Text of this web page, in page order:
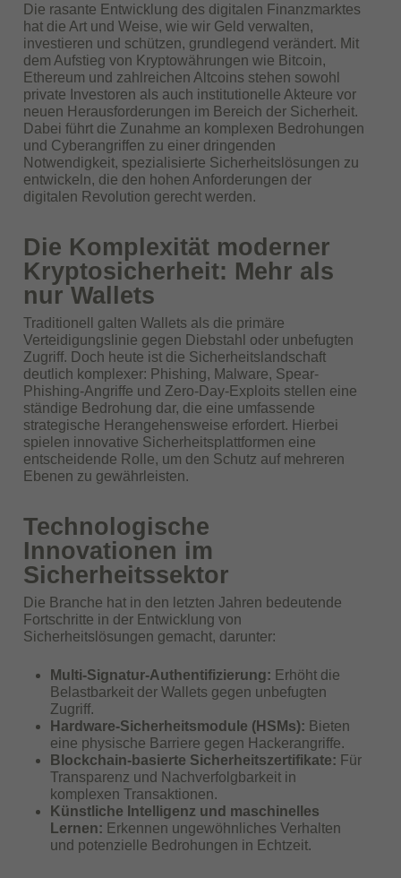
Die rasante Entwicklung des digitalen Finanzmarktes
hat die Art und Weise, wie wir Geld verwalten,
investieren und schützen, grundlegend verändert. Mit
dem Aufstieg von Kryptowährungen wie Bitcoin,
Ethereum und zahlreichen Altcoins stehen sowohl
private Investoren als auch institutionelle Akteure vor
neuen Herausforderungen im Bereich der Sicherheit.
Dabei führt die Zunahme an komplexen Bedrohungen
und Cyberangriffen zu einer dringenden
Notwendigkeit, spezialisierte Sicherheitslösungen zu
entwickeln, die den hohen Anforderungen der
digitalen Revolution gerecht werden.
Die Komplexität moderner
Kryptosicherheit: Mehr als
nur Wallets
Traditionell galten Wallets als die primäre
Verteidigungslinie gegen Diebstahl oder unbefugten
Zugriff. Doch heute ist die Sicherheitslandschaft
deutlich komplexer: Phishing, Malware, Spear-
Phishing-Angriffe und Zero-Day-Exploits stellen eine
ständige Bedrohung dar, die eine umfassende
strategische Herangehensweise erfordert. Hierbei
spielen innovative Sicherheitsplattformen eine
entscheidende Rolle, um den Schutz auf mehreren
Ebenen zu gewährleisten.
Technologische
Innovationen im
Sicherheitssektor
Die Branche hat in den letzten Jahren bedeutende
Fortschritte in der Entwicklung von
Sicherheitslösungen gemacht, darunter:
Multi-Signatur-Authentifizierung: Erhöht die
Belastbarkeit der Wallets gegen unbefugten
Zugriff.
Hardware-Sicherheitsmodule (HSMs): Bieten
eine physische Barriere gegen Hackerangriffe.
Blockchain-basierte Sicherheitszertifikate: Für
Transparenz und Nachverfolgbarkeit in
komplexen Transaktionen.
Künstliche Intelligenz und maschinelles
Lernen: Erkennen ungewöhnliches Verhalten
und potenzielle Bedrohungen in Echtzeit.